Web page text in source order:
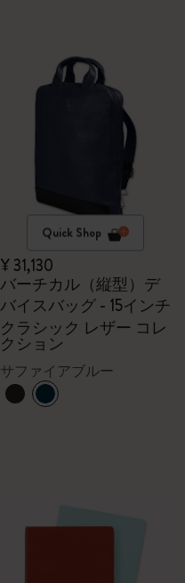
Quick Shop
¥ 31,130
バーチカル（縦型）デ
バイスバッグ - 15インチ
クラシック レザー コレ
クション
サファイアブルー